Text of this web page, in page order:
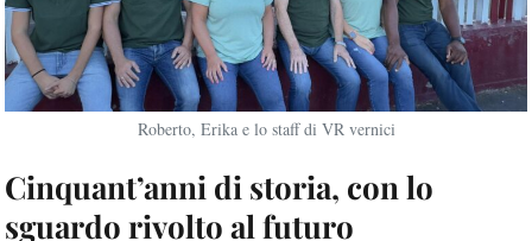
Roberto, Erika e lo staff di VR vernici
Cinquant’anni di storia, con lo
sguardo rivolto al futuro